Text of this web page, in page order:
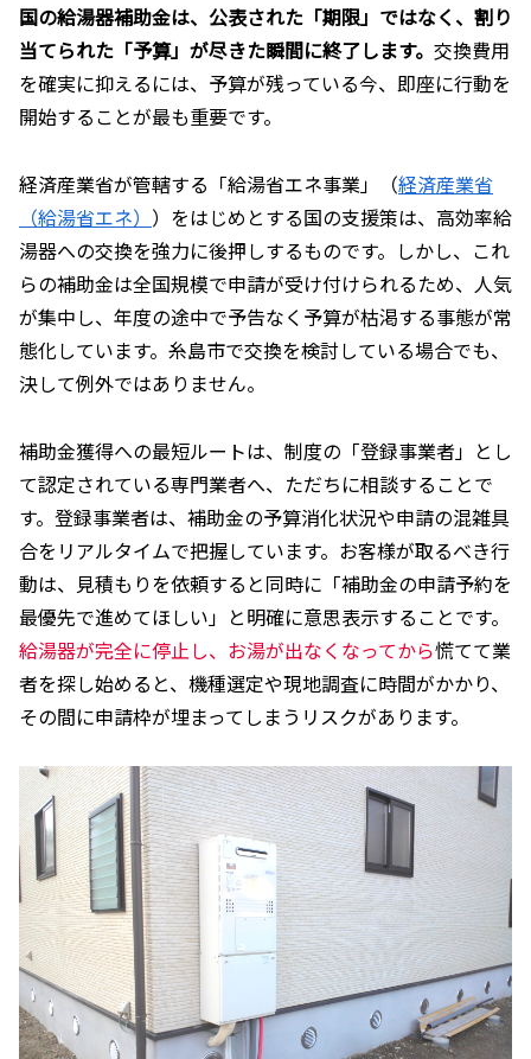
国の給湯器補助金は、公表された「期限」ではなく、割り
当てられた「予算」が尽きた瞬間に終了します。 交換費用
を確実に抑えるには、予算が残っている今、即座に行動を
開始することが最も重要です。
経済産業省が管轄する「給湯省エネ事業」（経済産業省
（給湯省エネ） ）をはじめとする国の支援策は、高効率給
湯器への交換を強力に後押しするものです。しかし、これ
らの補助金は全国規模で申請が受け付けられるため、人気
が集中し、年度の途中で予告なく予算が枯渇する事態が常
態化しています。糸島市で交換を検討している場合でも、
決して例外ではありません。
補助金獲得への最短ルートは、制度の「登録事業者」とし
て認定されている専門業者へ、ただちに相談することで
す。登録事業者は、補助金の予算消化状況や申請の混雑具
合をリアルタイムで把握しています。お客様が取るべき行
動は、見積もりを依頼すると同時に「補助金の申請予約を
最優先で進めてほしい」と明確に意思表示することです。
給湯器が完全に停止し、お湯が出なくなってから慌てて業
者を探し始めると、機種選定や現地調査に時間がかかり、
その間に申請枠が埋まってしまうリスクがあります。